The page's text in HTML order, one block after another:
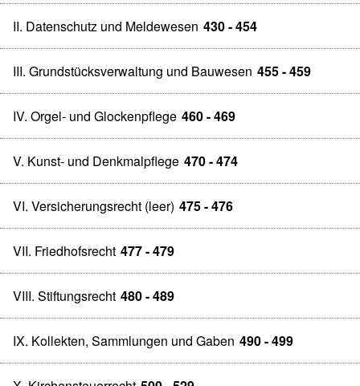
II. Datenschutz und Meldewesen 430 - 454
III. Grundstücksverwaltung und Bauwesen 455 - 459
IV. Orgel- und Glockenpflege 460 - 469
V. Kunst- und Denkmalpflege 470 - 474
VI. Versicherungsrecht (leer) 475 - 476
VII. Friedhofsrecht 477 - 479
VIII. Stiftungsrecht 480 - 489
IX. Kollekten, Sammlungen und Gaben 490 - 499